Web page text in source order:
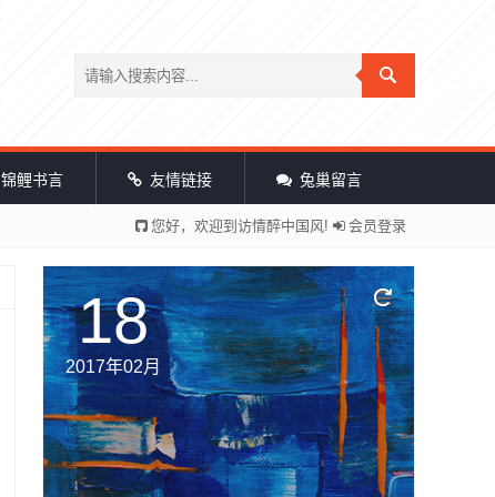
锦鲤书言 友情链接 兔巢留言
您好，欢迎到访情醉中国风! 会员登录
18
2017年02月